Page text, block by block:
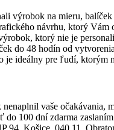
výrobok na mieru,
návrhu, ktorý Vám
ktorý nie je
do 48 hodín od
je ideálny pre ľudí, ktorým
vaše očakávania,
do 100 dní zdarma